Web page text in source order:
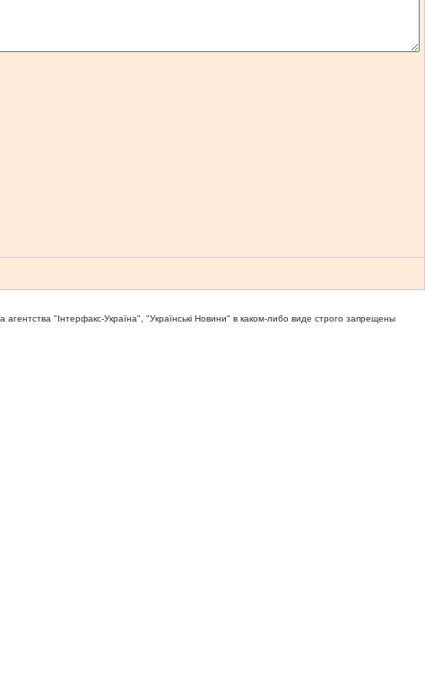
"Iнтерфакс-Україна", "Українськi Новини" в каком-либо виде строго запрещены